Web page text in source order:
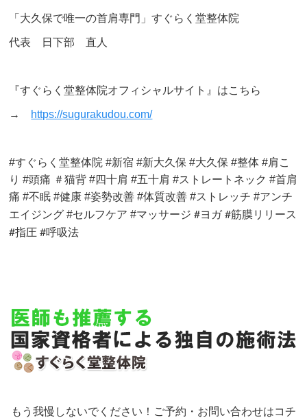
「大久保で唯一の首肩専門」すぐらく堂整体院
代表 日下部 直人
『すぐらく堂整体院オフィシャルサイト』はこちら
→ https://sugurakudou.com/
#すぐらく堂整体院 #新宿 #新大久保 #大久保 #整体 #肩こ
り #頭痛 ＃猫背 #四十肩 #五十肩 #ストレートネック #首肩
痛 #不眠 #健康 #姿勢改善 #体質改善 #ストレッチ #アンチ
エイジング #セルフケア #マッサージ #ヨガ #筋膜リリース
#指圧 #呼吸法
もう我慢しないでください！ご予約・お問い合わせはコチ